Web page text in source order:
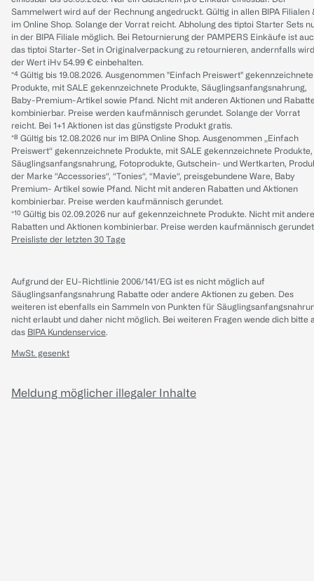
Sammelwert wird auf der Rechnung angedruckt. Gültig in allen BIPA Filialen
im Online Shop. Solange der Vorrat reicht. Abholung des tiptoi Starter Sets
in der BIPA Filiale möglich. Bei Retournierung der PAMPERS Einkäufe ist
das tiptoi Starter-Set in Originalverpackung zu retournieren, andernfalls wird
der Wert iHv 54.99 € einbehalten.
*⁴ Gültig bis 19.08.2026. Ausgenommen "Einfach Preiswert" gekennzeichnete
Produkte, mit SALE gekennzeichnete Produkte, Säuglingsanfangsnahrung,
Baby-Premium-Artikel sowie Pfand. Nicht mit anderen Aktionen und
kombinierbar. Preise werden kaufmännisch gerundet. Solange der Vorrat
reicht. Bei 1+1 Aktionen ist das günstigste Produkt gratis.
*⁸ Gültig bis 12.08.2026 nur im BIPA Online Shop. Ausgenommen „Einfach
Preiswert“ gekennzeichnete Produkte, mit SALE gekennzeichnete Produkte,
Säuglingsanfangsnahrung, Fotoprodukte, Gutschein- und Wertkarten,
der Marke “Accessories“, “Tonies“, “Mavie“, preisgebundene Ware, Baby
Premium- Artikel sowie Pfand. Nicht mit anderen Rabatten und Aktionen
kombinierbar. Preise werden kaufmännisch gerundet.
*¹⁰ Gültig bis 02.09.2026 nur auf gekennzeichnete Produkte. Nicht mit
Rabatten und Aktionen kombinierbar. Preise werden kaufmännisch
Preisliste der letzten 30 Tage
Aufgrund der EU-Richtlinie 2006/141/EG ist es nicht möglich auf
Säuglingsanfangsnahrung Rabatte oder andere Aktionen zu geben. Des
weiteren ist ebenfalls ein Sammeln von Punkten für
nicht erlaubt und daher nicht möglich. Bei weiteren Fragen wende dich bitte
das BIPA Kundenservice.
MwSt. gesenkt
Meldung möglicher illegaler Inhalte